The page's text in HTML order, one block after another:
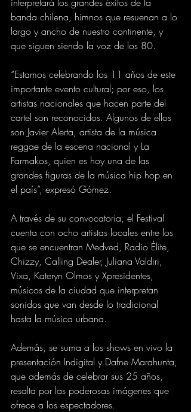
banda chilena, himnos que resuenan a lo
largo y ancho de nuestro continente, y
que siguen siendo la voz de los 80.
“Estamos celebrando los 11 años de este
importante evento cultural; por eso, los
artistas nacionales que hacen parte del
cartel son reconocidos. Algunos de ellos
son Javier Alerta, artista de la música
reggae de la escena nacional y La
Farmakos, quien es hoy una de las
grandes figuras de la música hip hop en
el país”, expresó Gómez.
A través de su convocatoria, el Festival
cuenta con ocho artistas locales entre los
que se encuentran Medved, Radio Élite,
Chizzy, Calling Dealer, Juliana Valdiri,
Vixa, Kateryn Olmos y Xpresidentes,
músicos de la ciudad que interpretan
sonidos que van desde lo tradicional
hasta la música urbana.
Además, se suma a los shows en vivo la
presentación Indigital y Dafne Marahunta,
que además de celebrar sus 25 años,
resalta por las poderosas imágenes que
ofrece a los espectadores.